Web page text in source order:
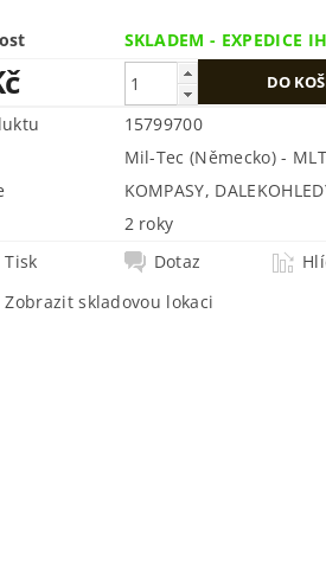
SKLADEM - EXPEDICE
15799700
Mil-Tec (Německo) - MLT
KOMPASY,
2 roky
Tisk
Dotaz
Zobrazit skladovou lokaci